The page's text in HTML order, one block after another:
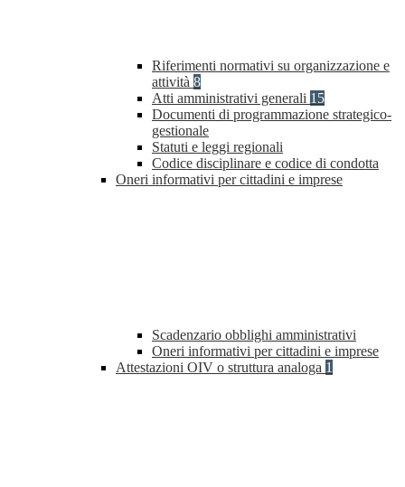
Riferimenti normativi su organizzazione e
attività 8
Atti amministrativi generali 15
Documenti di programmazione strategico-
gestionale
Statuti e leggi regionali
Codice disciplinare e codice di condotta
Oneri informativi per cittadini e imprese
Scadenzario obblighi amministrativi
Oneri informativi per cittadini e imprese
Attestazioni OIV o struttura analoga 1